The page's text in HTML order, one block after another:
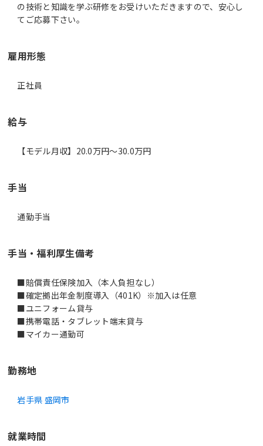
の技術と知識を学ぶ研修をお受けいただきますので、安心し
雇用形態
正社員
給与
【モデル月収】20.0万円〜30.0万円
手当
通勤手当
手当・福利厚生備考
■賠償責任保険加入（本人負担なし）
■確定拠出年金制度導入（401K）※加入は任意
■ユニフォーム貸与
■携帯電話・タブレット端末貸与
■マイカー通勤可
勤務地
岩手県 盛岡市
就業時間